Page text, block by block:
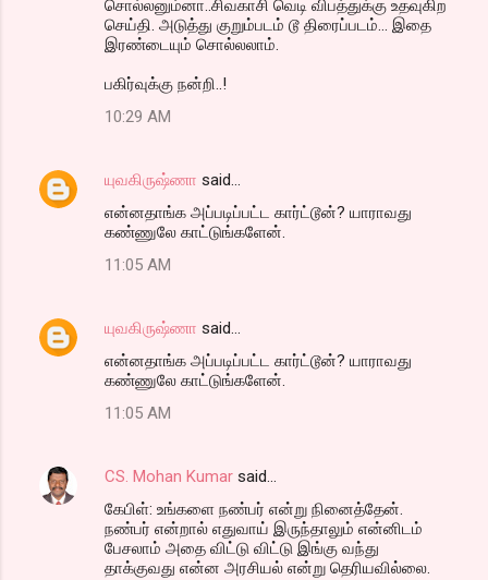
சொல்லனும்னா..சிவகாசி வெடி விபத்துக்கு உதவுகிற
செய்தி. அடுத்து குறும்படம் டூ திரைப்படம்... இதை
இரண்டையும் சொல்லலாம்.
பகிர்வுக்கு நன்றி..!
10:29 AM
யுவகிருஷ்ணா said…
என்னதாங்க அப்படிப்பட்ட கார்ட்டூன்? யாராவது
கண்ணுலே காட்டுங்களேன்.
11:05 AM
யுவகிருஷ்ணா said…
என்னதாங்க அப்படிப்பட்ட கார்ட்டூன்? யாராவது
கண்ணுலே காட்டுங்களேன்.
11:05 AM
CS. Mohan Kumar said…
கேபிள்: உங்களை நண்பர் என்று நினைத்தேன்.
நண்பர் என்றால் எதுவாய் இருந்தாலும் என்னிடம்
பேசலாம் அதை விட்டு விட்டு இங்கு வந்து
தாக்குவது என்ன அரசியல் என்று தெரியவில்லை.